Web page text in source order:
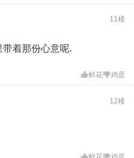
11楼
着那份心意呢.
鲜花 鸡蛋
12楼